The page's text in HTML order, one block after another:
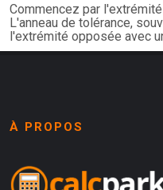
Commencez par
L'anneau de tolérance,
l'extrémité opposée avec
À PROPOS